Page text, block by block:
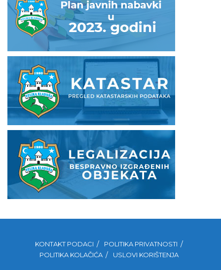
KONTAKT PODACI
POLITIKA PRIVATNOSTI
POLITIKA KOLAČIĆA
USLOVI KORIŠTENJA